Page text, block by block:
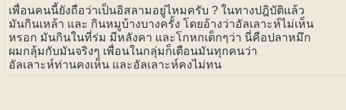
เพื่อนคนนี้ยังถือว่าเป็นอิสลามอยู่ไหมครับ ? ในทางปฎิบัติแล้ว
มันกินเหล้า และ กินหมูบ้างบางครั้ง โดยอ้างว่าอัลเลาะห์ไม่เห็น
หรอก มันกินในที่ร่ม มีหลังคา และโกหกเด็กๆว่า นี่คือปลาหมึก
ผมกลุ้มกับมันจริงๆ เพื่อนในกลุ่มก็เตือนมันทุกคนว่า
อัลเลาะห์ท่านคงเห็น และอัลเลาะห์คงไม่ทน